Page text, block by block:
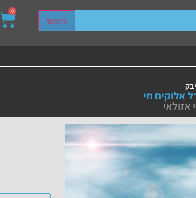
חיפוש
device users, explore by touch or with swipe
0
אלוקים חי
אזולאי